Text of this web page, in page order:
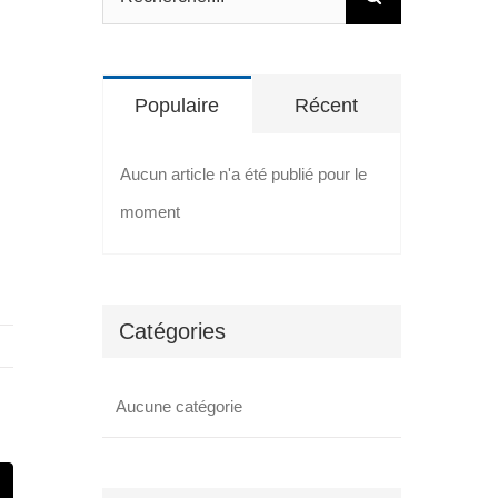
Populaire Récent
Aucun article n'a été publié pour le
moment
Catégories
Aucune catégorie